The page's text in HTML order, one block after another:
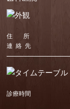
住 所
連 絡 先
診療時間